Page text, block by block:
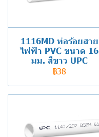
1116MD ท่อร้อยสาย
ไฟฟ้า PVC ขนาด 16
มม. สีขาว UPC
฿38